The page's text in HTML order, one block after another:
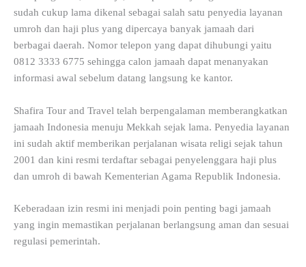
sudah cukup lama dikenal sebagai salah satu penyedia layanan
umroh dan haji plus yang dipercaya banyak jamaah dari
berbagai daerah. Nomor telepon yang dapat dihubungi yaitu
0812 3333 6775 sehingga calon jamaah dapat menanyakan
informasi awal sebelum datang langsung ke kantor.
Shafira Tour and Travel telah berpengalaman memberangkatkan
jamaah Indonesia menuju Mekkah sejak lama. Penyedia layanan
ini sudah aktif memberikan perjalanan wisata religi sejak tahun
2001 dan kini resmi terdaftar sebagai penyelenggara haji plus
dan umroh di bawah Kementerian Agama Republik Indonesia.
Keberadaan izin resmi ini menjadi poin penting bagi jamaah
yang ingin memastikan perjalanan berlangsung aman dan sesuai
regulasi pemerintah.